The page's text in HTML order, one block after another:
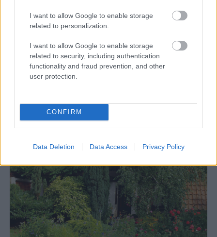
I want to allow Google to enable storage
related to personalization.
I want to allow Google to enable storage
related to security, including authentication
functionality and fraud prevention, and other
user protection.
CONFIRM
Data Deletion Data Access Privacy Policy
záhradnú harmóniu.
Ivan Šimek